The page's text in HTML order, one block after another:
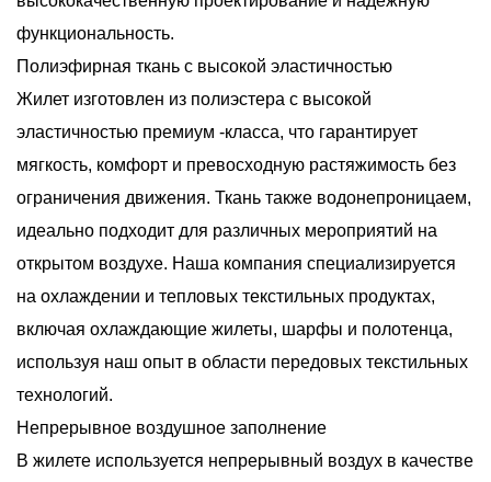
функциональность.
Полиэфирная ткань с высокой эластичностью
Жилет изготовлен из полиэстера с высокой
эластичностью премиум -класса, что гарантирует
мягкость, комфорт и превосходную растяжимость без
ограничения движения. Ткань также водонепроницаем,
идеально подходит для различных мероприятий на
открытом воздухе. Наша компания специализируется
на охлаждении и тепловых текстильных продуктах,
включая охлаждающие жилеты, шарфы и полотенца,
используя наш опыт в области передовых текстильных
технологий.
Непрерывное воздушное заполнение
В жилете используется непрерывный воздух в качестве